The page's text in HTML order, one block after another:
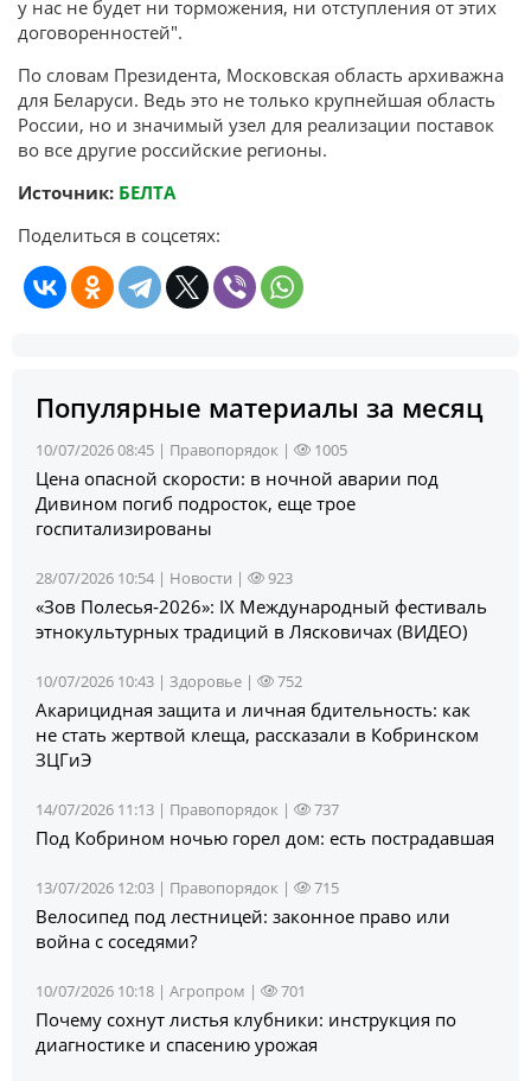
у нас не будет ни торможения, ни отступления от этих
договоренностей".
По словам Президента, Московская область архиважна
для Беларуси. Ведь это не только крупнейшая область
России, но и значимый узел для реализации поставок
во все другие российские регионы.
Источник: БЕЛТА
Поделиться в соцсетях:
Популярные материалы за месяц
10/07/2026 08:45 | Правопорядок | 1005
Цена опасной скорости: в ночной аварии под
Дивином погиб подросток, еще трое
госпитализированы
28/07/2026 10:54 | Новости | 923
«Зов Полесья‑2026»: IX Международный фестиваль
этнокультурных традиций в Лясковичах (ВИДЕО)
10/07/2026 10:43 | Здоровье | 752
Акарицидная защита и личная бдительность: как
не стать жертвой клеща, рассказали в Кобринском
ЗЦГиЭ
14/07/2026 11:13 | Правопорядок | 737
Под Кобрином ночью горел дом: есть пострадавшая
13/07/2026 12:03 | Правопорядок | 715
Велосипед под лестницей: законное право или
война с соседями?
10/07/2026 10:18 | Агропром | 701
Почему сохнут листья клубники: инструкция по
диагностике и спасению урожая